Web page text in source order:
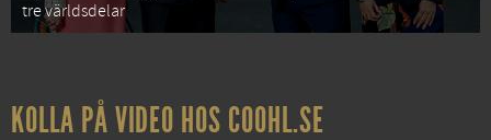
tre världsdelar
KOLLA PÅ VIDEO HOS COOHL.SE